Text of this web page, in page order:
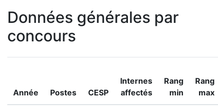
Données générales par
concours
Année Postes CESP
Internes
affectés
Rang
min
Rang
max